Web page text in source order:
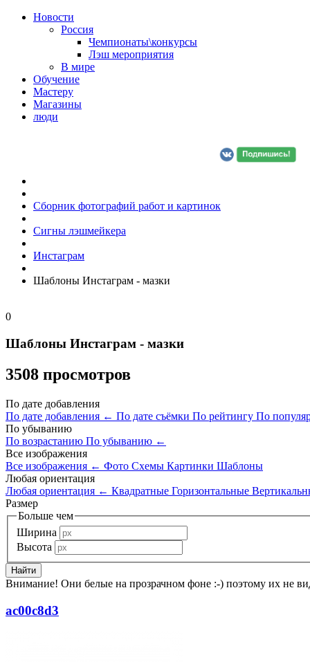
Новости
Россия
Чемпионаты\конкурсы
Лэш мероприятия
В мире
Обучение
Мастеру
Магазины
люди
Сборник фотографий работ и картинок
Сигны лэшмейкера
Инстаграм
Шаблоны Инстаграм - мазки
0
Шаблоны Инстаграм - мазки
3508 просмотров
По дате добавления
По дате добавления ← По дате съёмки По рейтингу По
По убыванию
По возрастанию По убыванию ←
Все изображения
Все изображения ← Фото Схемы Картинки Шаблоны
Любая ориентация
Любая ориентация ← Квадратные Горизонтальные
Размер
Больше чем
Ширина
Высота
Внимание! Они белые на прозрачном фоне :-) поэтому их не
ac00c8d3